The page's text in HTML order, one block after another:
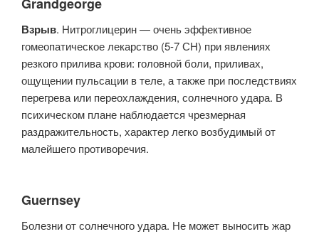
Взрыв. Нитроглицерин — очень эффективное
гомеопатическое лекарство (5-7 СН) при явлениях
резкого прилива крови: головной боли, приливах,
ощущении пульсации в теле, а также при последствиях
перегрева или переохлаждения, солнечного удара. В
психическом плане наблюдается чрезмерная
раздражительность, характер легко возбудимый от
малейшего противоречия.
Guernsey
Болезни от солнечного удара. Не может выносить жар